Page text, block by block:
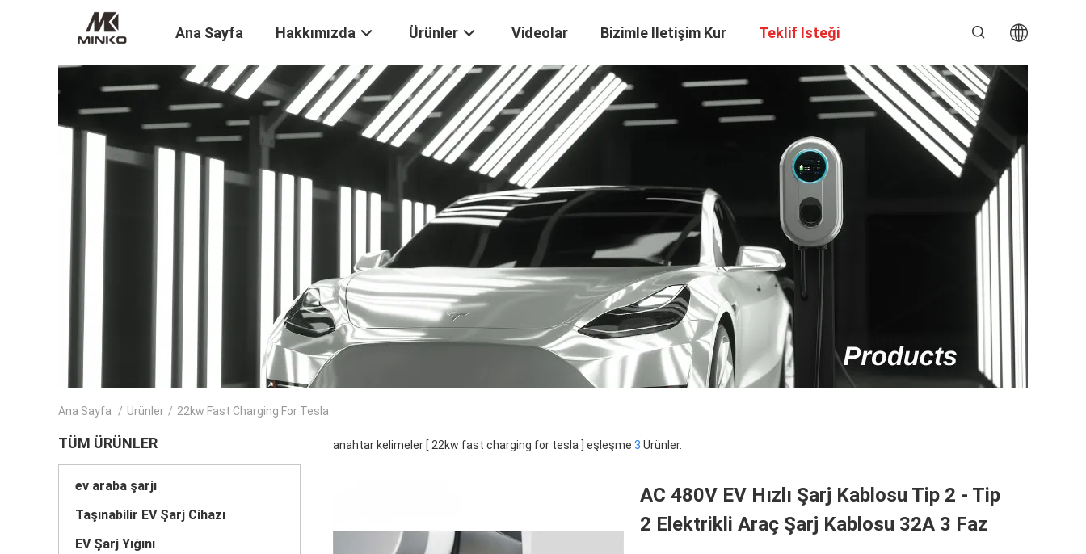
Ana Sayfa Hakkımızda Ürünler Videolar Bizimle Iletişim Kur Teklif Isteği
Ana Sayfa / Ürünler / 22kw Fast Charging For Tesla
TÜM ÜRÜNLER
ev araba şarjı
Taşınabilir EV Şarj Cihazı
EV Şarj Yığını
anahtar kelimeler [ 22kw fast charging for tesla ] eşleşme 3 Ürünler.
AC 480V EV Hızlı Şarj Kablosu Tip 2 - Tip
2 Elektrikli Araç Şarj Kablosu 32A 3 Faz